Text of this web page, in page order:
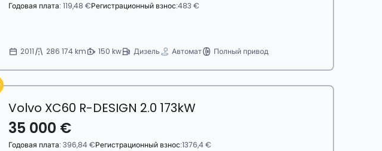
Годовая плата: 119,48 €Регистрационный взнос:483 €
2011 286 174 km 150 kw Дизель Автомат Полный привод
Volvo XC60 R-DESIGN 2.0 173kW
35 000 €
Годовая плата: 396,84 €Регистрационный взнос:1376,4 €